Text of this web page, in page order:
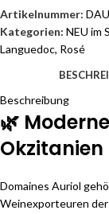
Artikelnummer:
Kategorien: NEU im
Languedoc, Rosé
Beschreibung
🌿
Okzitanien
Domaines Auriol
Weinexporteuren